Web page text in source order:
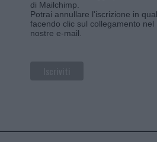
di Mailchimp
Potrai annullare l'iscrizione in
facendo clic sul collegamento nel
nostre e-mail.